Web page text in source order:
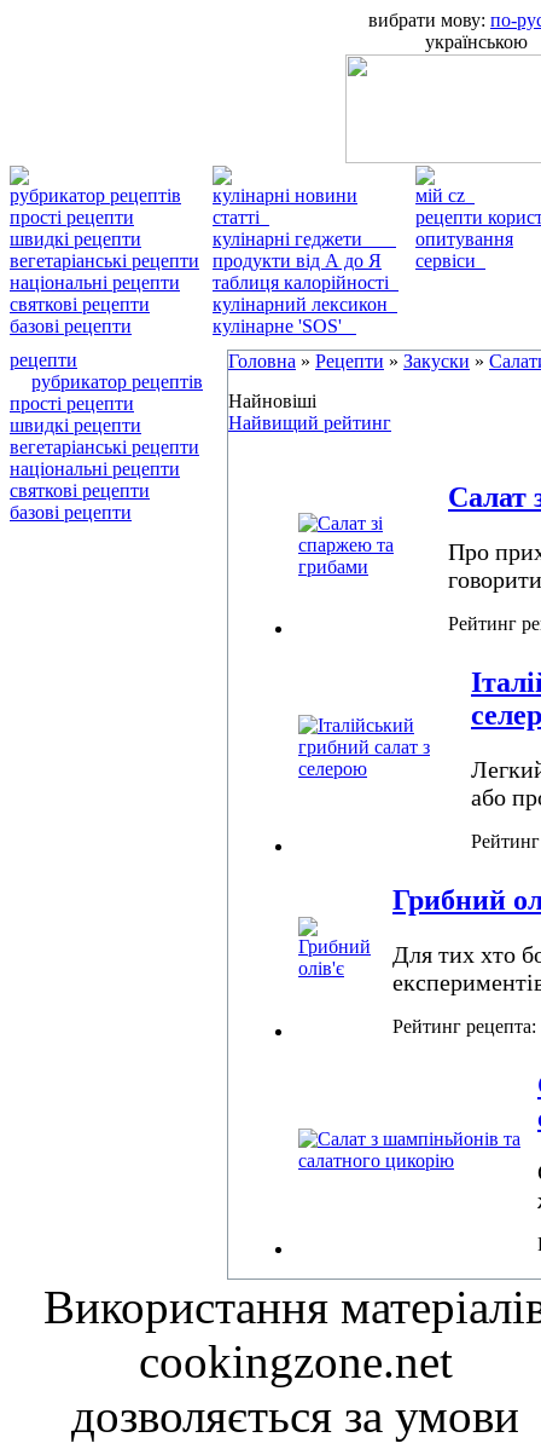
вибрати мову: по-
українською
рубрикатор рецептів
прості рецепти
швидкі рецепти
вегетаріанські рецепти
національні рецепти
святкові рецепти
базові рецепти
кулінарні новини
статті
кулінарні геджети
продукти від А до Я
таблиця калорійності
кулінарний лексикон
кулінарне 'SOS'
мій cz
рецепти
опитування
сервіси
рецепти
рубрикатор рецептів
прості рецепти
швидкі рецепти
вегетаріанські рецепти
національні рецепти
святкові рецепти
базові рецепти
Головна » Рецепти » Закуски »
Найновіші
Найвищий рейтинг
Салат
Про
Рейтинг
або
Грибний
Для тих хто
Рейтинг
Використання
cookingzone.net
дозволяється за умови